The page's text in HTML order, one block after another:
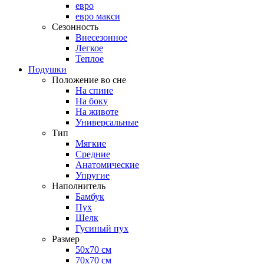
евро
евро макси
Сезонность
Внесезонное
Легкое
Теплое
Подушки
Положение во сне
На спине
На боку
На животе
Универсальные
Тип
Мягкие
Средние
Анатомические
Упругие
Наполнитель
Бамбук
Пух
Шелк
Гусиный пух
Размер
50х70 см
70х70 см